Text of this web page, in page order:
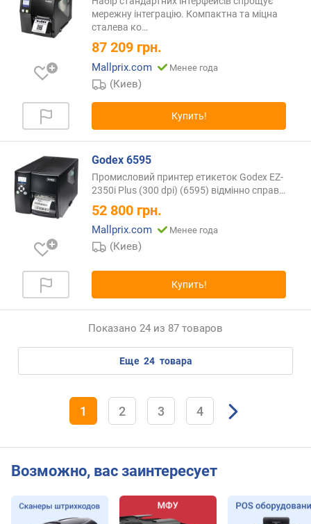
мережну інтеграцію. Компактна та міцна
сталева ко…
87 209 грн.
Mallprix.com Менее года
(Киев)
Купить!
Godex 6595
Промисловий принтер етикеток Godex EZ-
2350i Plus (300 dpi) (6595) відмінносправ…
52 800 грн.
Mallprix.com Менее года
(Киев)
Купить!
Показано 24 из 87 товаров
еще 24 товара
1 2 3 4
Возможно, вас заинтересует